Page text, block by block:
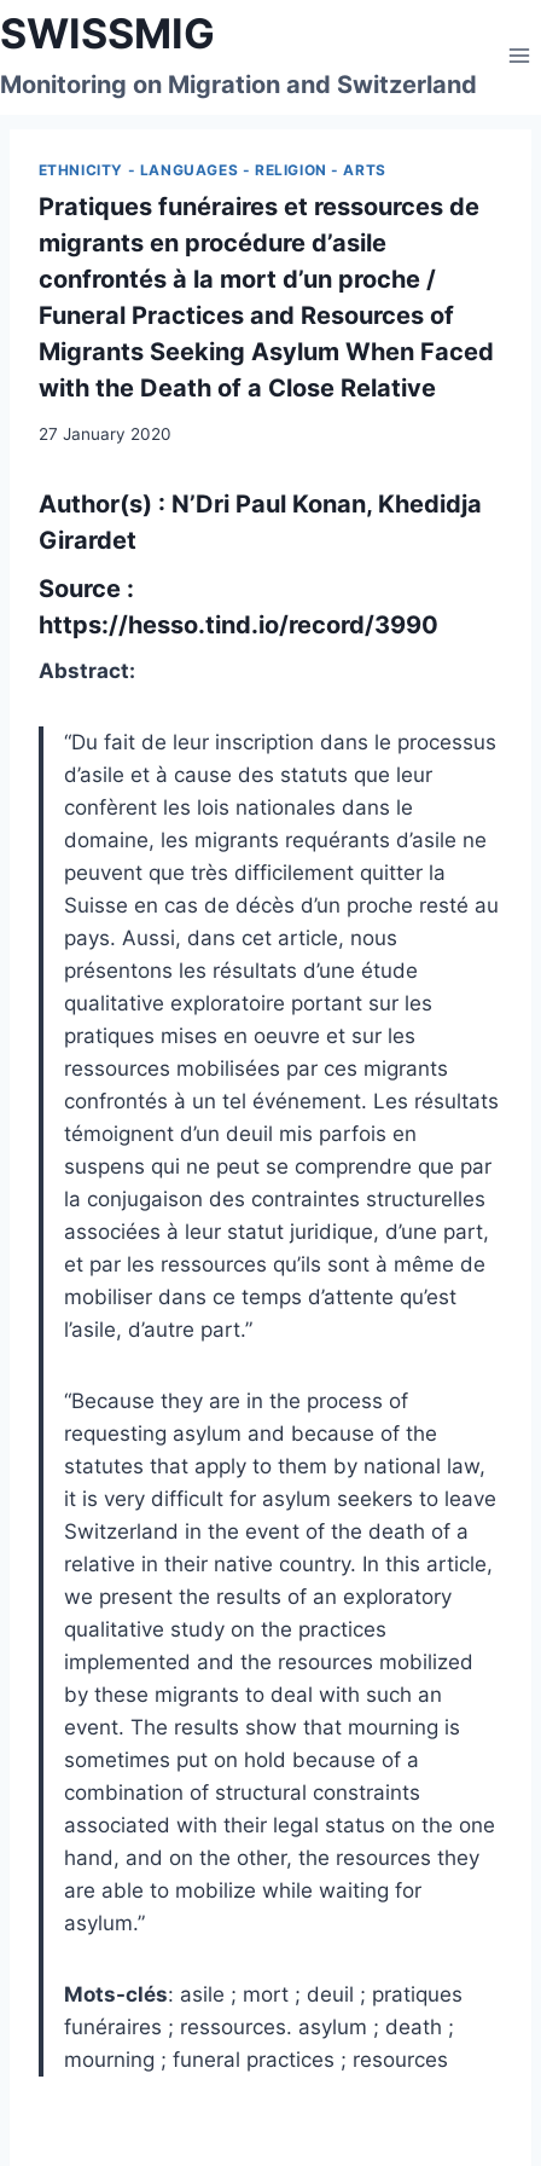
Skip
to
content
SWISSMIG
Monitoring on Migration and Switzerland
ETHNICITY - LANGUAGES - RELIGION - ARTS
Pratiques funéraires et ressources de
migrants en procédure d’asile
confrontés à la mort d’un proche /
Funeral Practices and Resources of
Migrants Seeking Asylum When Faced
with the Death of a Close Relative
27 January 2020
Author(s) : N’Dri Paul Konan, Khedidja
Girardet
Source :
https://hesso.tind.io/record/3990
Abstract:
“Du fait de leur inscription dans le processus
d’asile et à cause des statuts que leur
confèrent les lois nationales dans le
domaine, les migrants requérants d’asile ne
peuvent que très difficilement quitter la
Suisse en cas de décès d’un proche resté au
pays. Aussi, dans cet article, nous
présentons les résultats d’une étude
qualitative exploratoire portant sur les
pratiques mises en oeuvre et sur les
ressources mobilisées par ces migrants
confrontés à un tel événement. Les résultats
témoignent d’un deuil mis parfois en
suspens qui ne peut se comprendre que par
la conjugaison des contraintes structurelles
associées à leur statut juridique, d’une part,
et par les ressources qu’ils sont à même de
mobiliser dans ce temps d’attente qu’est
l’asile, d’autre part.”
“Because they are in the process of
requesting asylum and because of the
statutes that apply to them by national law,
it is very difficult for asylum seekers to leave
Switzerland in the event of the death of a
relative in their native country. In this article,
we present the results of an exploratory
qualitative study on the practices
implemented and the resources mobilized
by these migrants to deal with such an
event. The results show that mourning is
sometimes put on hold because of a
combination of structural constraints
associated with their legal status on the one
hand, and on the other, the resources they
are able to mobilize while waiting for
asylum.”
Mots-clés: asile ; mort ; deuil ; pratiques
funéraires ; ressources. asylum ; death ;
mourning ; funeral practices ; resources